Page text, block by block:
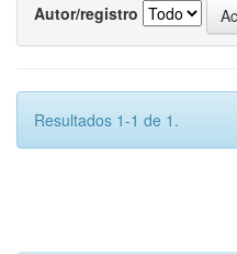
Autor/registro
Resultados 1-1 de 1.